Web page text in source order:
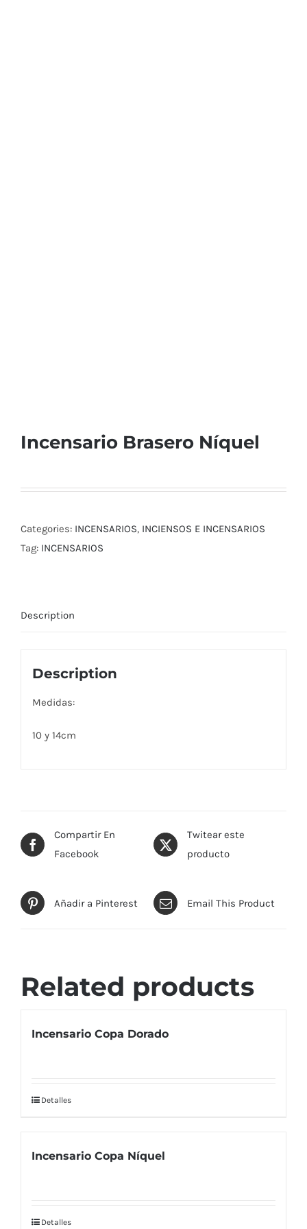
Incensario Brasero Níquel
Categories: INCENSARIOS, INCIENSOS E INCENSARIOS
Tag: INCENSARIOS
Description
Description
Medidas:
10 y 14cm
Compartir En
Facebook
Twitear este
producto
Añadir a Pinterest Email This Product
Related products
Incensario Copa Dorado
Detalles
Incensario Copa Níquel
Detalles